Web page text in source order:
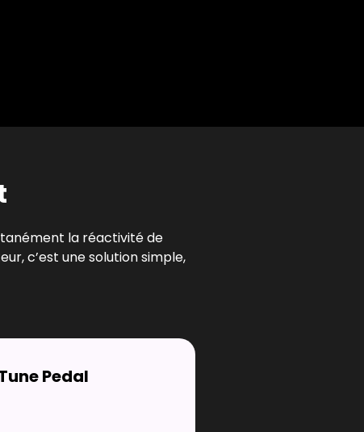
la réactivité de
c’est une solution simple,
Pedal